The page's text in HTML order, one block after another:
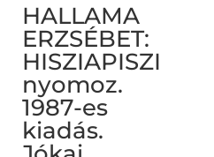
HALLAMA
ERZSÉBET:
HISZIAPISZI
nyomoz.
1987-es
kiadás.